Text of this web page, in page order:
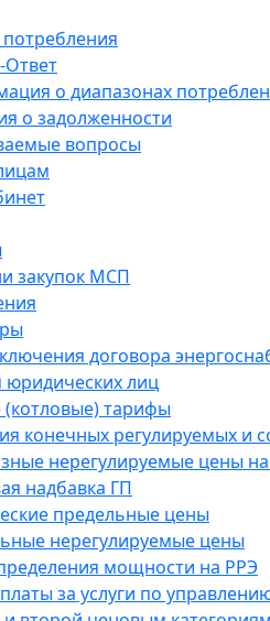
Ответ
о диапазонах
о задолженности
вопросы
закупок МСП
договора
лиц
тарифы
конечных регулируемых
нерегулируемые цены
надбавка ГП
предельные цены
нерегулируемые цены
мощности на РРЭ
за услуги по